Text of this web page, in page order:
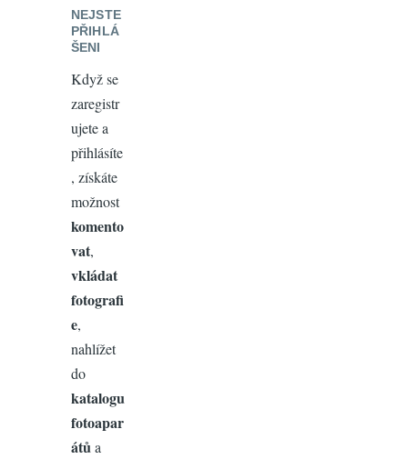
NEJSTE
PŘIHLÁ
ŠENI
Když se
zaregistr
ujete a
přihlásíte
, získáte
možnost
komento
vat,
vkládat
fotografi
e,
nahlížet
do
katalogu
fotoapar
átů a